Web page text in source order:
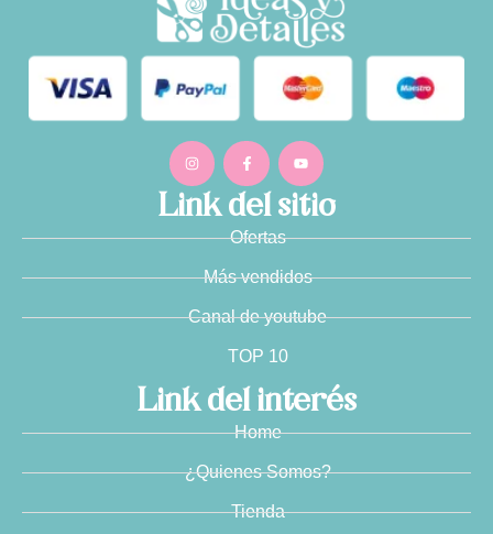
Link del sitio
Ofertas
Más vendidos
Canal de youtube
TOP 10
Link del interés
Home
¿Quienes Somos?
Tienda